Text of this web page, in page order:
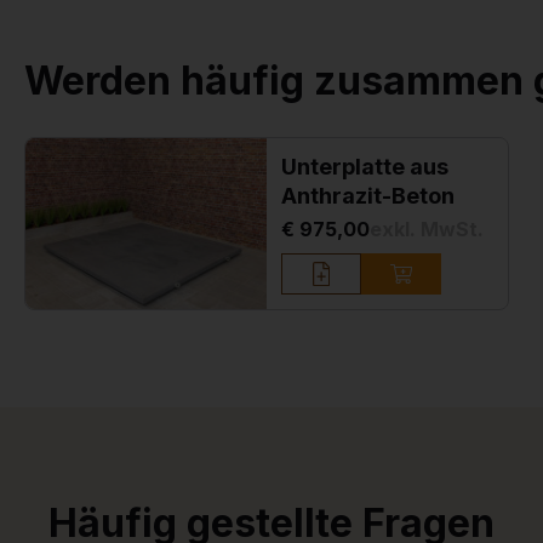
Werden häufig zusammen
Unterplatte aus
Anthrazit-Beton
€ 975,00
Häufig gestellte Fragen